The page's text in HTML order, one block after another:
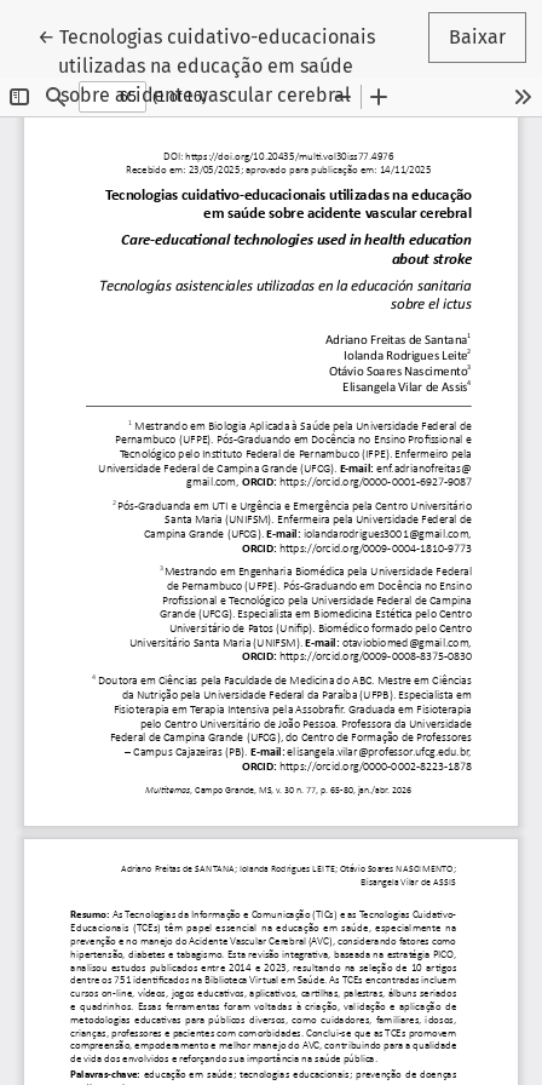
← Voltar aos Detalhes do Artigo
Tecnologias cuidativo-educacionais
utilizadas na educação em saúde
sobre acidente vascular cerebral
Baixar